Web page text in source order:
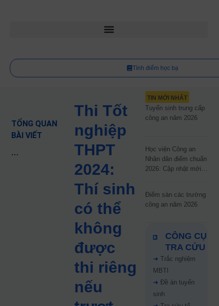
Tính điểm học bạ
TỔNG QUAN
BÀI VIẾT
...
Thi Tốt
nghiệp
THPT
2024:
Thí sinh
có thể
không
được
thi riêng
nếu
TIN MỚI NHẤT
Tuyển sinh trung cấp
công an năm 2026
Học viện Công an
Nhân dân điểm chuẩn
2026: Cập nhật mới
Điểm sàn các trường
công an năm 2026
CÔNG CỤ
TRA CỨU
➜ Trắc nghiệm
MBTI
➜ Đề án tuyển
sinh